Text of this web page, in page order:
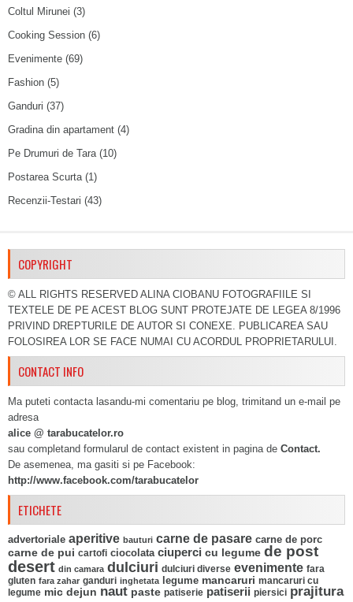
Coltul Mirunei (3)
Cooking Session (6)
Evenimente (69)
Fashion (5)
Ganduri (37)
Gradina din apartament (4)
Pe Drumuri de Tara(10)
Postarea Scurta(1)
Recenzii-Testari (43)
COPYRIGHT
© ALL RIGHTS RESERVED ALINA CIOBANU FOTOGRAFIILE SI
TEXTELE DE PE ACEST BLOG SUNT PROTEJATE DE LEGEA 8/1996
PRIVIND DREPTURILE DE AUTOR SI CONEXE. PUBLICAREA SAU
FOLOSIREA LOR SE FACE NUMAI CU ACORDUL PROPRIETARULUI.
CONTACT INFO
Ma puteti contacta lasandu-mi comentariu pe blog, trimitand un e-mail pe
adresa
alice @ tarabucatelor.ro
sau completand formularul de contact existent in pagina de Contact.
De asemenea, ma gasiti si pe Facebook:
http://www.facebook.com/tarabucatelor
ETICHETE
advertoriale aperitive bauturi carne de pasare carne de porc
carne de pui cartofi ciocolata ciuperci cu legume de post
desert din camara dulciuri dulciuri diverse evenimente fara
gluten fara zahar ganduri inghetata legume mancaruri mancaruri cu
legume mic dejun naut paste patiserie patiserii piersici prajitura